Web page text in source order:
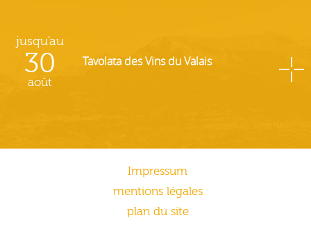
jusqu'au
30
août
Tavolata des Vins du Valais
Impressum
mentions légales
plan du site